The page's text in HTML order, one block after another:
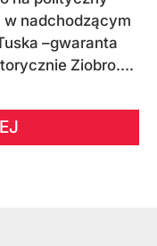
w nadchodzącym
–gwaranta
Ziobro....